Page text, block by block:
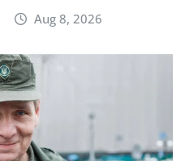
Aug 8, 2026